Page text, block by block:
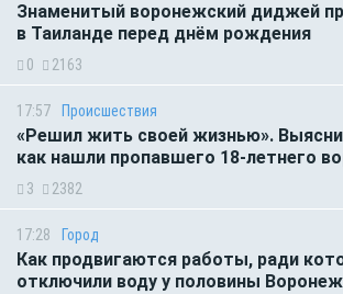
Знаменитый воронежский диджей
в Таиланде перед днём рождения
0 2163
17:57 Происшествия
«Решил жить своей жизнью».
как нашли пропавшего 18-летнего
3 2382
17:28 Город
Как продвигаются работы, ради
отключили воду у половины